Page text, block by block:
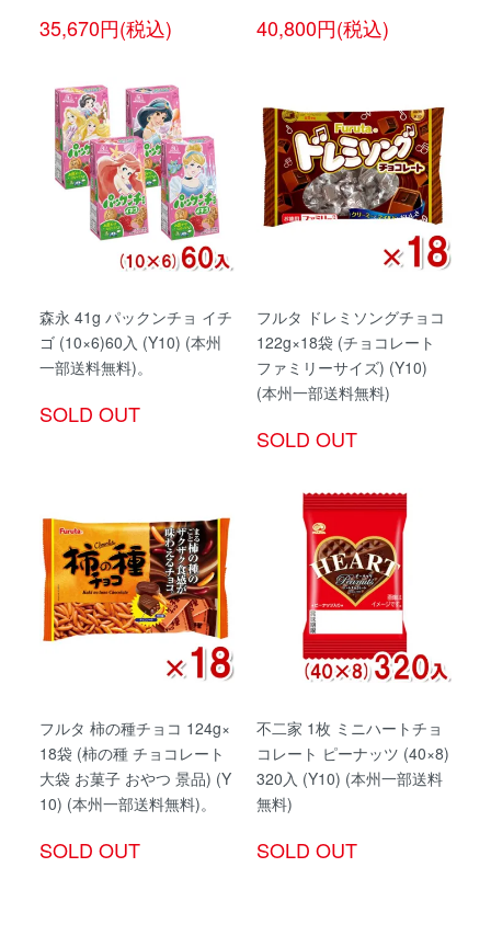
35,670円(税込) 40,800円(税込)
森永 41g パックンチョ イチ
ゴ (10×6)60入 (Y10) (本州
一部送料無料)。
SOLD OUT
フルタ ドレミソングチョコ
122g×18袋 (チョコレート
ファミリーサイズ) (Y10)
(本州一部送料無料)
SOLD OUT
フルタ 柿の種チョコ 124g×
18袋 (柿の種 チョコレート
大袋 お菓子 おやつ 景品) (Y
10) (本州一部送料無料)。
SOLD OUT
不二家 1枚 ミニハートチョ
コレート ピーナッツ (40×8)
320入 (Y10) (本州一部送料
無料)
SOLD OUT